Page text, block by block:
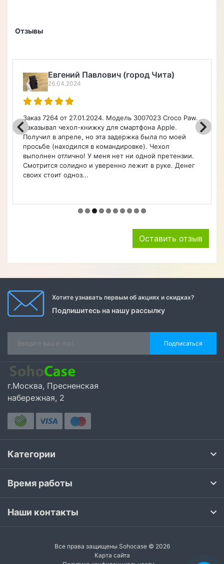
Отзывы
Евгений Павлович (город Чита)
26.04.2024
Заказ 7264 от 27.01.2024. Модель 3007023 Croco Paw.
Заказывал чехол-книжку для смартфона Apple.
Получил в апреле, но эта задержка была по моей
просьбе (находился в командировке). Чехол
выполнен отлично! У меня нет ни одной претензии.
Смотрится солидно и уверенно лежит в руке. Денег
своих стоит одноз...
Оставить отзыв
Хотите узнавать первым об акциях и скидках?
Подпишитесь на нашу рассылку
Подписаться
г.Москва, Пресненская
набережная, 2
Категории
Время работы
Наши контакты
Все права защищены Sohocase © 2026
Карта сайта